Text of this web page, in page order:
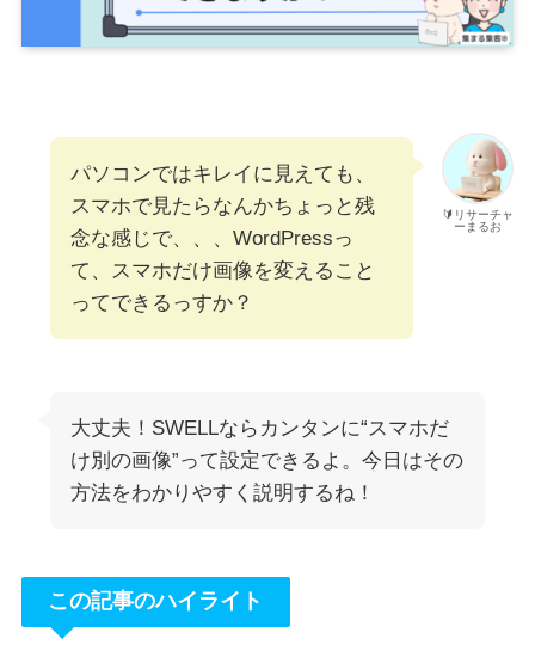
🔰リサーチャ
ーまるお
パソコンではキレイに見えても、
スマホで見たらなんかちょっと残
念な感じで、、、WordPressっ
て、スマホだけ画像を変えること
ってできるっすか？
大丈夫！SWELLならカンタンに“スマホだ
け別の画像”って設定できるよ。今日はその
方法をわかりやすく説明するね！
この記事のハイライト